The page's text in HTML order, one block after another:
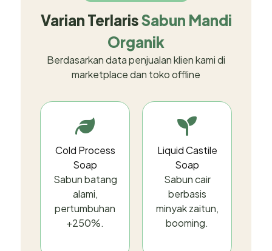
Varian TerlarisSabun Mandi
Organik
Berdasarkan data penjualan klien kami di
marketplace dan toko offline
Cold Process
Soap
Sabun batang
alami,
pertumbuhan
+250%.
Liquid Castile
Soap
Sabun cair
berbasis
minyak zaitun,
booming.